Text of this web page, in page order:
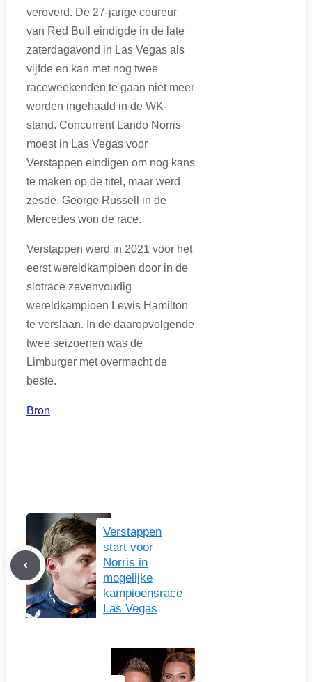
veroverd. De 27-jarige coureur
van Red Bull eindigde in de late
zaterdagavond in Las Vegas als
vijfde en kan met nog twee
raceweekenden te gaan niet meer
worden ingehaald in de WK-
stand. Concurrent Lando Norris
moest in Las Vegas voor
Verstappen eindigen om nog kans
te maken op de titel, maar werd
zesde. George Russell in de
Mercedes won de race.
Verstappen werd in 2021 voor het
eerst wereldkampioen door in de
slotrace zevenvoudig
wereldkampioen Lewis Hamilton
te verslaan. In de daaropvolgende
twee seizoenen was de
Limburger met overmacht de
beste.
Bron
Verstappen
start voor
Norris in
mogelijke
kampioensrace
Las Vegas